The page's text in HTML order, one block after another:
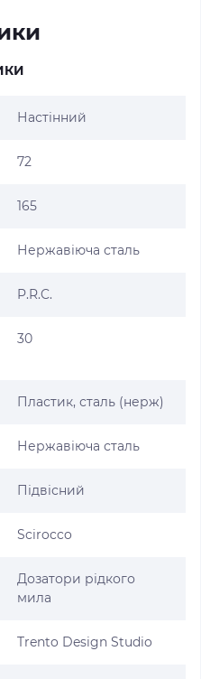
Настінний
72
165
Нержавіюча сталь
P.R.C.
30
Пластик, сталь (нерж)
Нержавіюча сталь
Підвісний
Scirocco
Дозатори рідкого
мила
Trento Design Studio